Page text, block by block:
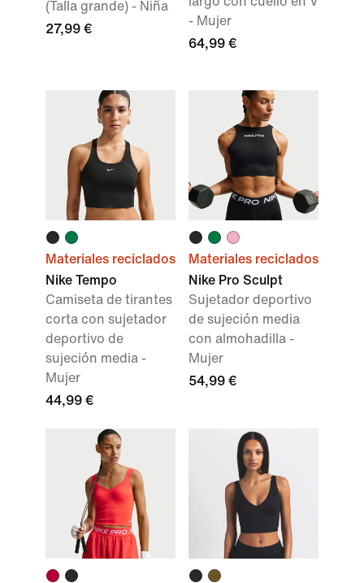
(Talla grande) - Niña
27,99 €
- Mujer
64,99 €
Materiales reciclados
Nike Tempo
Camiseta de tirantes
corta con sujetador
deportivo de
sujeción media -
Mujer
44,99 €
Materiales reciclados
Nike Pro Sculpt
Sujetador deportivo
de sujeción media
con almohadilla -
Mujer
54,99 €